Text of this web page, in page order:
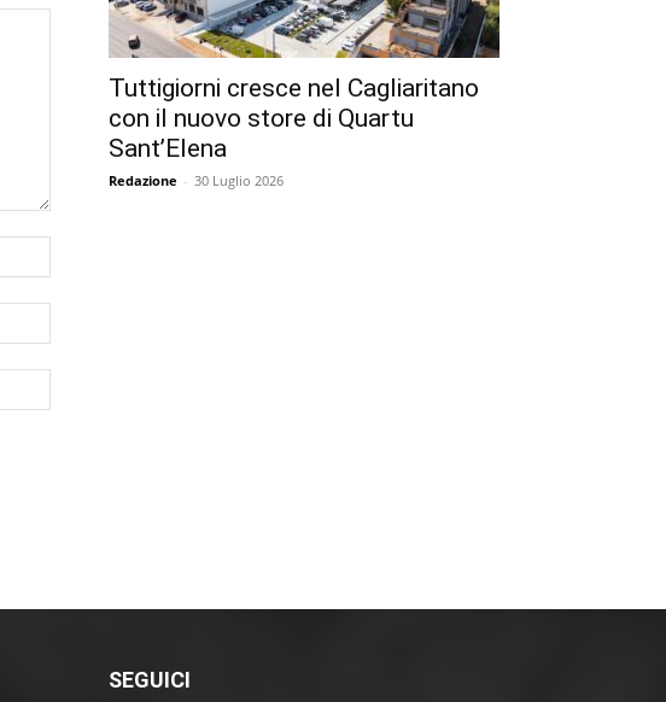
Web:
Tuttigiorni cresce nel Cagliaritano
con il nuovo store di Quartu
Sant’Elena
Redazione - 30 Luglio 2026
SEGUICI